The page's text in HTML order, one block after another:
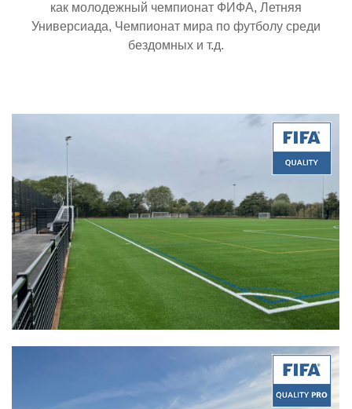
как молодежный чемпионат ФИФА, Летняя
Универсиада, Чемпионат мира по футболу среди
бездомных и т.д.
Quality:FIFA Quality
Product: Stemgrass 60-14 PU
Certificate Date: 12/02/2022